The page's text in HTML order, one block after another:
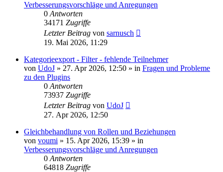
Verbesserungsvorschläge und Anregungen
0 Antworten
34171 Zugriffe
Letzter Beitrag von sarnusch
19. Mai 2026, 11:29
Kategorieexport - Filter - fehlende Teilnehmer
von UdoJ » 27. Apr 2026, 12:50 » in Fragen und Probleme
zu den Plugins
0 Antworten
73937 Zugriffe
Letzter Beitrag von UdoJ
27. Apr 2026, 12:50
Gleichbehandlung von Rollen und Beziehungen
von voumi » 15. Apr 2026, 15:39 » in
Verbesserungsvorschläge und Anregungen
0 Antworten
64818 Zugriffe